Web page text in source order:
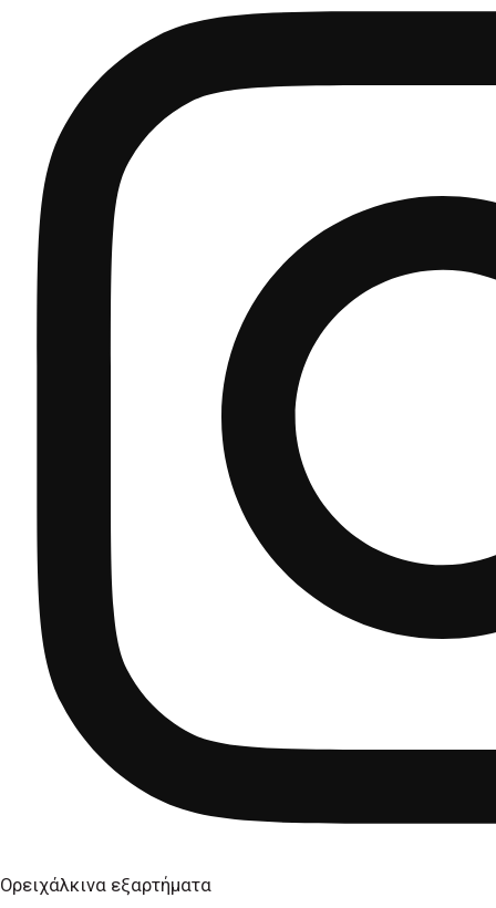
Ορειχάλκινα εξαρτήματα